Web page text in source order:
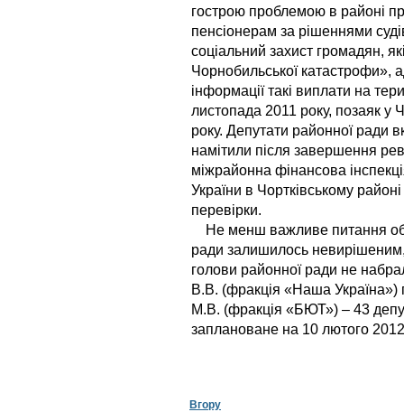
гострою проблемою в районі
пенсіонерам за рішеннями
соціальний захист громадян,
Чорнобильської катастрофи»,
інформації такі виплати на
листопада 2011 року, позаяк у
року. Депутати районної ради
намітили після завершення
міжрайонна фінансова
України в Чортківському
перевірки.
Не менш важливе питання
ради залишилось
голови районної ради не
В.В. (фракція «Наша Україна»)
М.В. (фракція «БЮТ») – 43
заплановане на 10 лютого
Вгору